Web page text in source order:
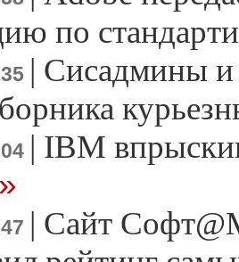
по
| Сисадмины и
| IBM
| Сайт